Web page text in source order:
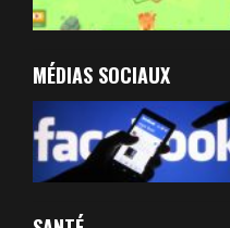
MÉDIAS SOCIAUX